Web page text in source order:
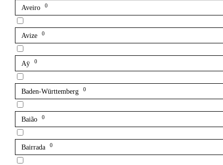
Aveiro 0
Avize 0
Aÿ 0
Baden-Württemberg 0
Baião 0
Bairrada 0